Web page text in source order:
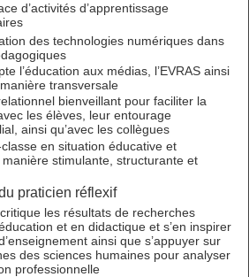
d’activités d’apprentissage
des technologies numériques dans
l’éducation aux médias, l’EVRAS ainsi
transversale
bienveillant pour faciliter la
les élèves, leur entourage
ainsi qu’avec les collègues
en situation éducative et
stimulante, structurante et
praticien réflexif
les résultats de recherches
et en didactique et s’en inspirer
ainsi que s’appuyer sur
des sciences humaines pour analyser
professionnelle